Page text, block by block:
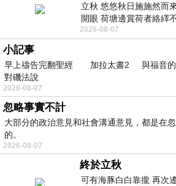
立秋 悠悠秋日施施然而
開眼 荷塘邊賞荷者絡繹
望 風中飄逸的是映日荷花
2026-08-07
小記事
早上禱告完翻聖經 加拉太書2 與福音的
對磯法說
2026-08-07
忽略事實不計
大部分的政治意見和社會溝通意見，都是在
的。
2026-08-07
終於立秋
可有海豚白白靠攏 再次